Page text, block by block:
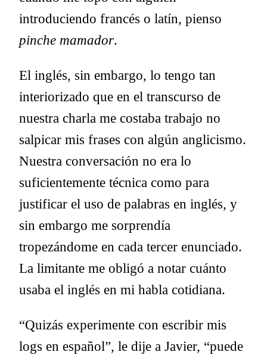
introduciendo francés o latín, pienso
pinche mamador.
El inglés, sin embargo, lo tengo tan
interiorizado que en el transcurso de
nuestra charla me costaba trabajo no
salpicar mis frases con algún anglicismo.
Nuestra conversación no era lo
suficientemente técnica como para
justificar el uso de palabras en inglés, y
sin embargo me sorprendía
tropezándome en cada tercer enunciado.
La limitante me obligó a notar cuánto
usaba el inglés en mi habla cotidiana.
“Quizás experimente con escribir mis
logs en español”, le dije a Javier, “puede